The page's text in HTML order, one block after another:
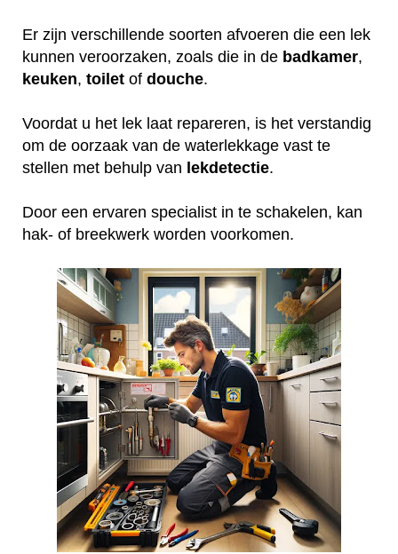
Er zijn verschillende soorten afvoeren die een lek
kunnen veroorzaken, zoals die in de badkamer,
keuken, toilet of douche.
Voordat u het lek laat repareren, is het verstandig
om de oorzaak van de waterlekkage vast te
stellen met behulp van lekdetectie.
Door een ervaren specialist in te schakelen, kan
hak- of breekwerk worden voorkomen.